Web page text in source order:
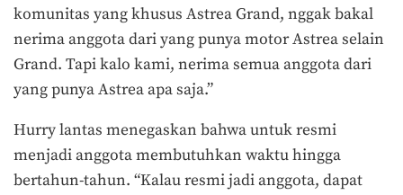
komunitas yang khusus Astrea Grand, nggak bakal
nerima anggota dari yang punya motor Astrea selain
Grand. Tapi kalo kami, nerima semua anggota dari
yang punya Astrea apa saja.”
Hurry lantas menegaskan bahwa untuk resmi
menjadi anggota membutuhkan waktu hingga
bertahun-tahun. “Kalau resmi jadi anggota, dapat